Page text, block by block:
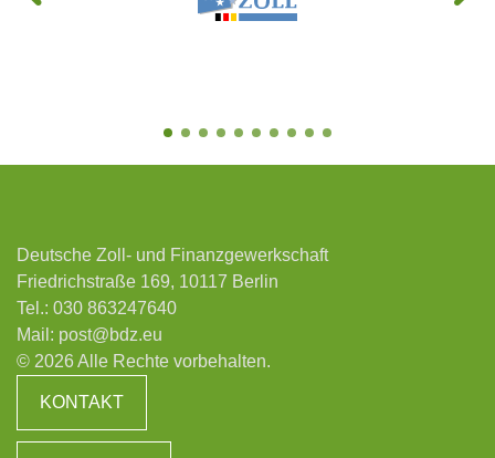
Deutsche Zoll- und Finanzgewerkschaft
Friedrichstraße 169, 10117 Berlin
Tel.: 030 863247640
Mail: post@bdz.eu
© 2026 Alle Rechte vorbehalten.
KONTAKT